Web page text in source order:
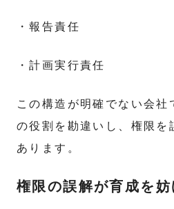
・報告責任
・計画実行責任
この構造が明確でない会社
の役割を勘違いし、権限を
あります。
権限の誤解が育成を妨